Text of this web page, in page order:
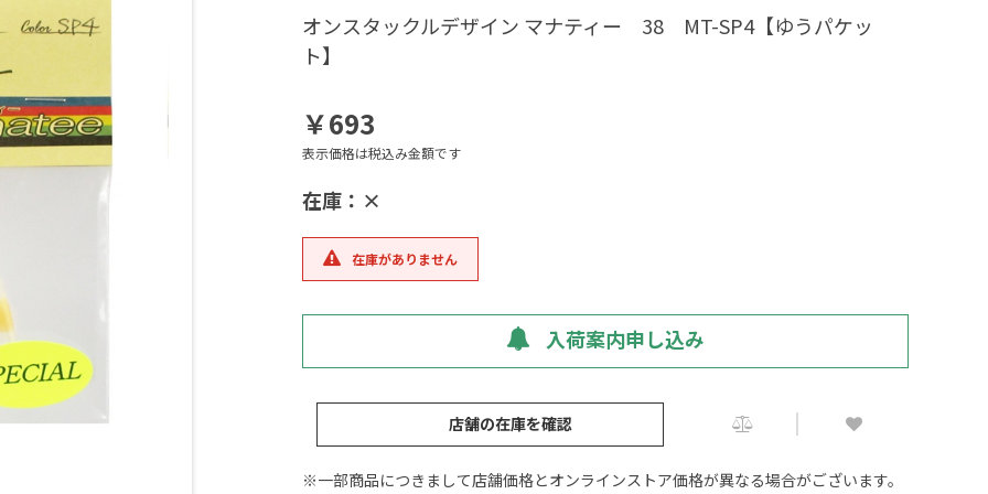
オンスタックルデザイン マナティー 38 MT-SP4【ゆうパケッ
ト】
￥693
表示価格は税込み金額です
在庫：×
在庫がありません
入荷案内申し込み
店舗の在庫を確認
※一部商品につきまして店舗価格とオンラインストア価格が異なる場合がございます。